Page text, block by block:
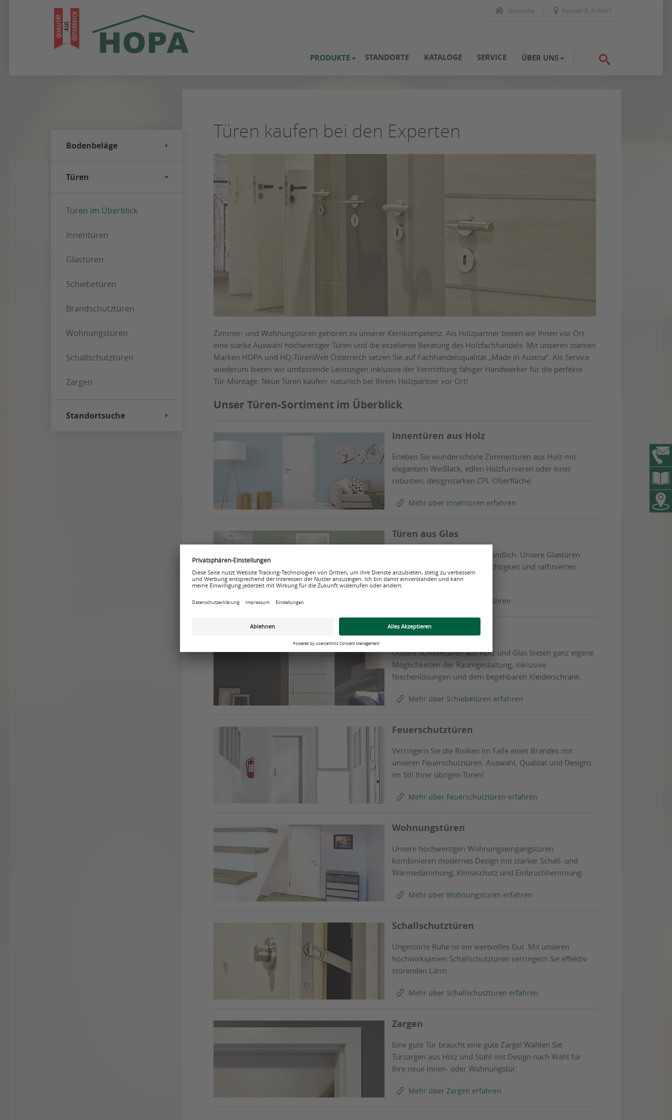
Startseite Kontakt & Anfahrt
PRODUKTE STANDORTE KATALOGE SERVICE ÜBER UNS
Bodenbeläge
Türen
Türen im Überblick
Innentüren
Glastüren
Schiebetüren
Brandschutztüren
Wohnungstüren
Schallschutztüren
Zargen
Standortsuche
Türen kaufen bei den Experten
Zimmer- und Wohnungstüren gehören zu unserer Kernkompetenz. Als Holzpartner bieten wir Ihnen vor Ort
eine starke Auswahl hochwertiger Türen und die exzellente Beratung des Holzfachhandels. Mit unseren starken
Marken HOPA und HQ-TürenWelt Österreich setzen Sie auf Fachhandelsqualität „Made in Austria“. Als Service
wiederum bieten wir umfassende Leistungen inklusive der Vermittlung fähiger Handwerker für die perfekte
Tür-Montage. Neue Türen kaufen: natürlich bei Ihrem Holzpartner vor Ort!
Unser Türen-Sortiment im Überblick
Innentüren aus Holz
Erleben Sie wunderschöne Zimmertüren aus Holz mit
elegantem Weißlack, edlen Holzfurnieren oder einer
robusten, designstarken CPL-Oberfläche.
Mehr über Innentüren erfahren
Türen aus Glas
Modern, transparent und freundlich: Unsere Glastüren
überzeugen mit filigraner Leichtigkeit und raffinierten
Designs.
Mehr über Glastüren erfahren
Schiebetüren
Unsere Schiebetüren aus Holz und Glas bieten ganz eigene
Möglichkeiten der Raumgestaltung, inklusive
Nischenlösungen und dem begehbaren Kleiderschrank.
Mehr über Schiebetüren erfahren
Feuerschutztüren
Verringern Sie die Risiken im Falle eines Brandes mit
unseren Feuerschutztüren. Auswahl, Qualität und Designs
im Stil Ihrer übrigen Türen!
Mehr über Feuerschutztüren erfahren
Wohnungstüren
Unsere hochwertigen Wohnungseingangstüren
kombinieren modernes Design mit starker Schall- und
Wärmedämmung, Klimaschutz und Einbruchhemmung.
Mehr über Wohnungstüren erfahren
Schallschutztüren
Ungestörte Ruhe ist ein wertvolles Gut. Mit unseren
hochwirksamen Schallschutztüren verringern Sie effektiv
störenden Lärm.
Mehr über Schallschutztüren erfahren
Zargen
Eine gute Tür braucht eine gute Zarge! Wählen Sie
Türzargen aus Holz und Stahl mit Design nach Wahl für
Ihre neue Innen- oder Wohnungstür.
Mehr über Zargen erfahren